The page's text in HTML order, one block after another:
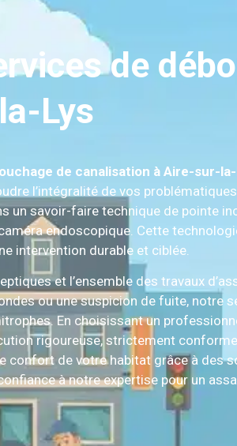
de
Lys
de canalisation à Aire-sur-
l’intégralité de vos
un savoir-faire technique de pointe
endoscopique. Cette
intervention durable et ciblée.
et l’ensemble des travaux
ou une suspicion de fuite, notre
En choisissant un
rigoureuse, strictement
confort de votre habitat grâce à des
à notre expertise pour un